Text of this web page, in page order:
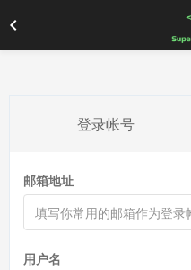
登录帐号
邮箱地址
用户名